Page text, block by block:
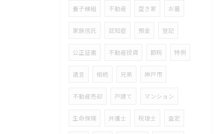
養子縁組 不動産 空き家 お墓
家族信託 認知症 預金 登記
公正証書 不動産投資 節税 特例
遺言 相続 兄弟 神戸市
不動産売却 戸建て マンション
生命保険 弁護士 税理士 査定